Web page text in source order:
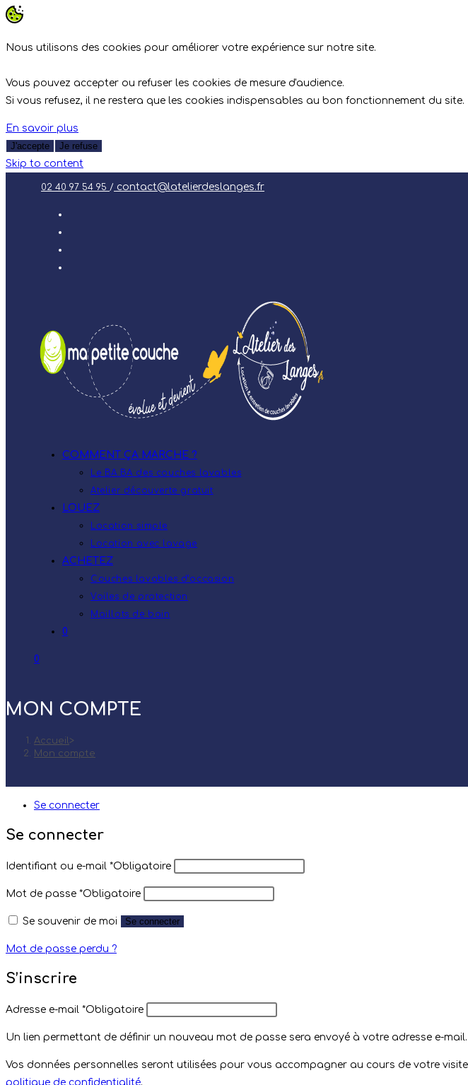
Nous utilisons des cookies pour améliorer votre expérience sur notre site.
Vous pouvez accepter ou refuser les cookies de mesure d'audience.
Si vous refusez, il ne restera que les cookies indispensables au bon fonctionnement du site.
En savoir plus
J'accepte
Je refuse
Skip to content
02 40 97 54 95 / contact@latelierdeslanges.fr
COMMENT ÇA MARCHE ?
Le BA.BA des couches lavables
Atelier découverte gratuit
LOUEZ
Location simple
Location avec lavage
ACHETEZ
Couches lavables d’occasion
Voiles de protection
Maillots de bain
0
0
MON COMPTE
Accueil >
Mon compte
Se connecter
Se connecter
Identifiant ou e-mail *Obligatoire
Mot de passe *Obligatoire
Se souvenir de moi Se connecter
Mot de passe perdu ?
S’inscrire
Adresse e-mail *Obligatoire
Un lien permettant de définir un nouveau mot de passe sera envoyé à votre adresse e-mail.
Vos données personnelles seront utilisées pour vous accompagner au cours de votre
politique de confidentialité.